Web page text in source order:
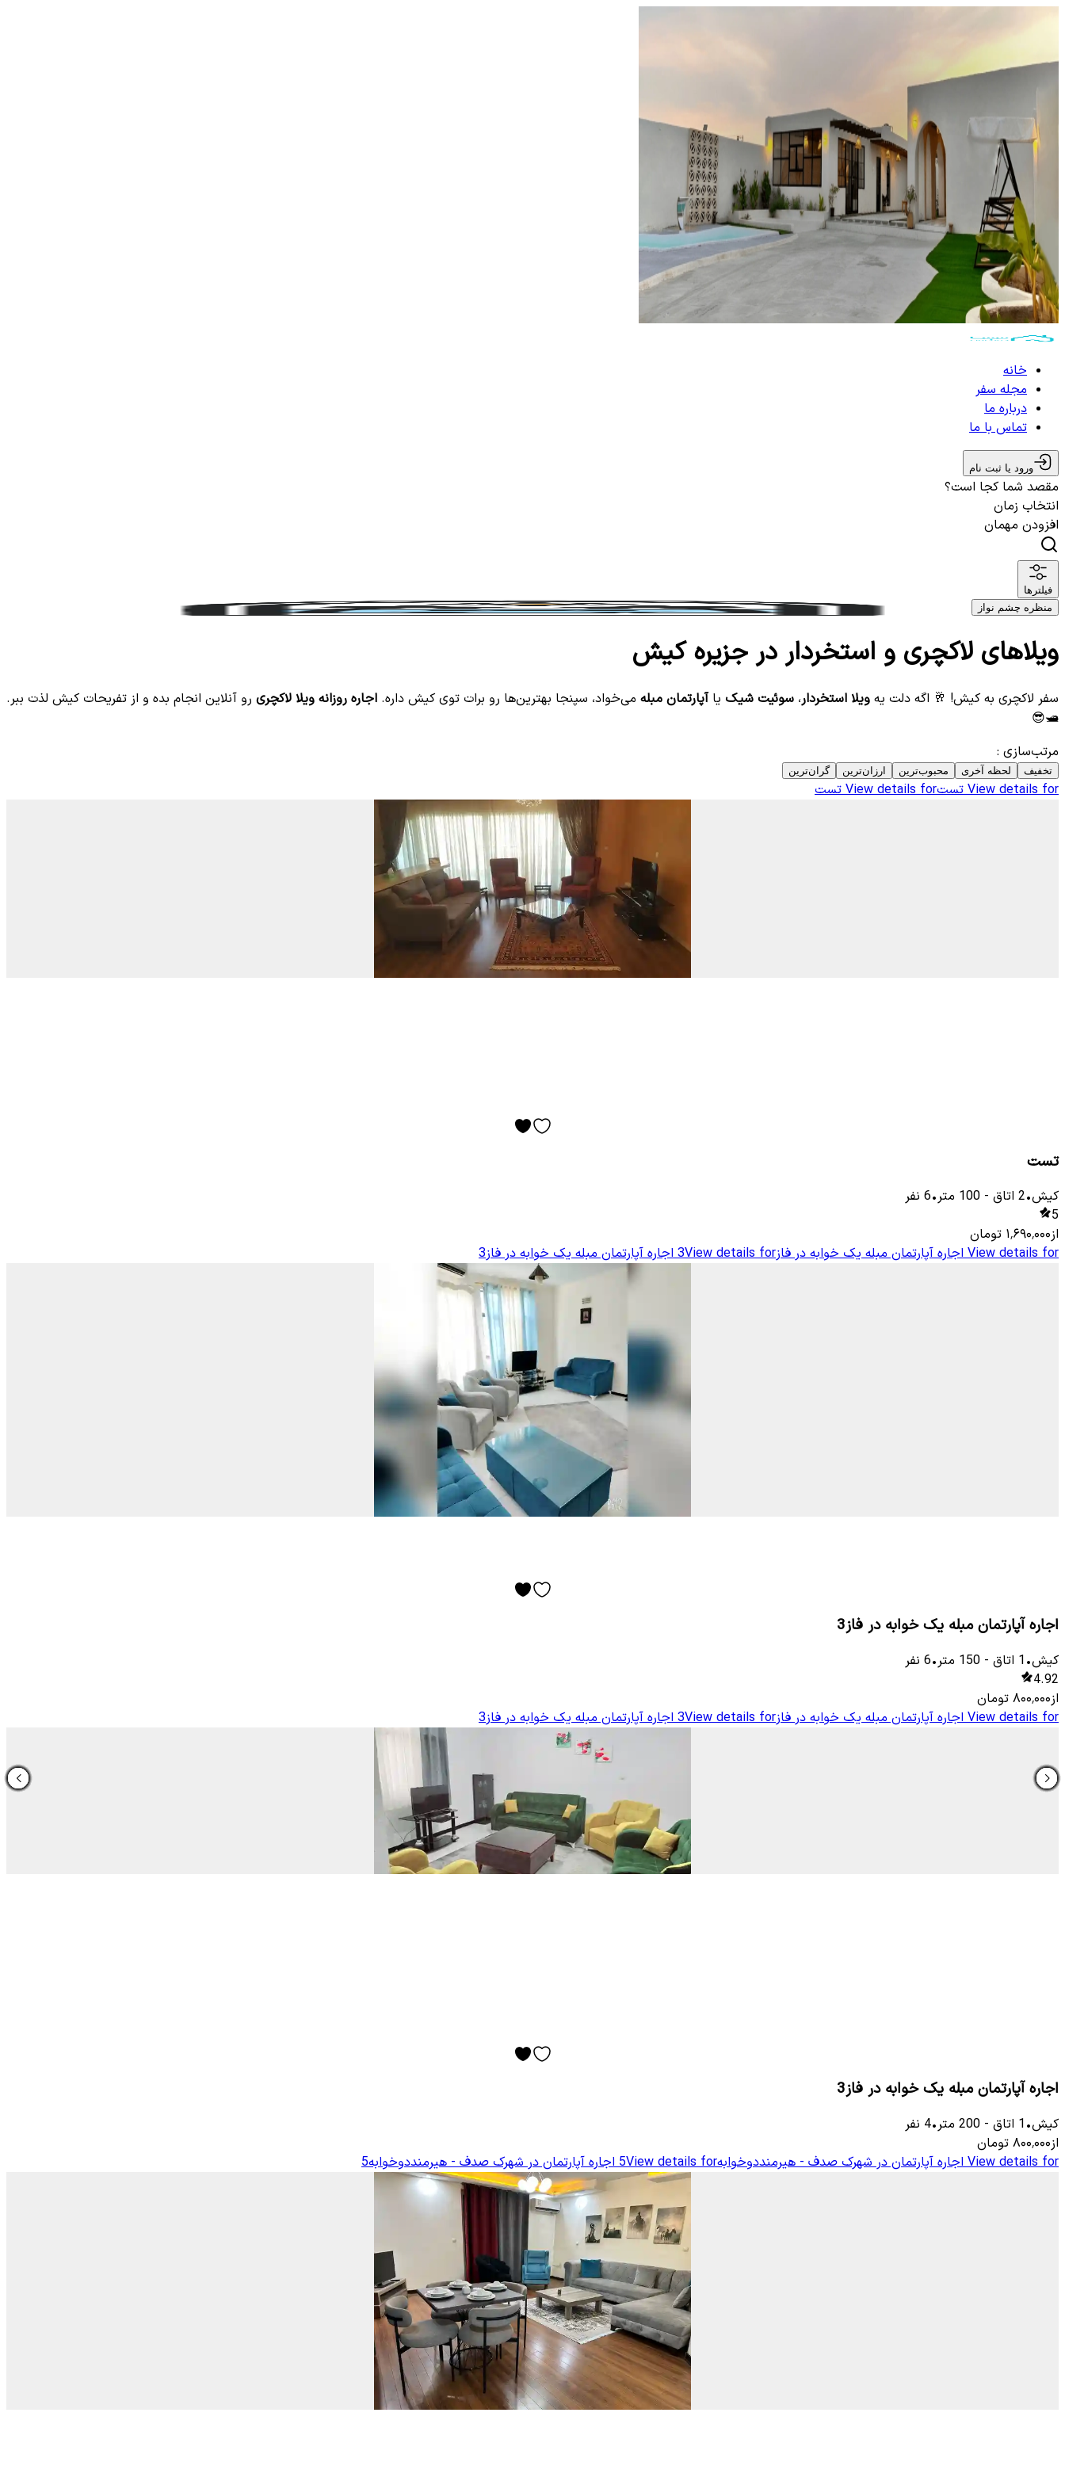
خانه
مجله سفر
درباره ما
تماس با ما
ورود یا ثبت نام
مقصد شما کجا است؟
انتخاب زمان
افزودن مهمان
فیلترها
منظره چشم نواز
ویلاهای لاکچری و استخردار در جزیره کیش
سفر لاکچری به کیش! 🥂 اگه دلت یه ویلا استخردار، سوئیت شیک یاآپارتمان مبله می‌خواد، سپنجا بهترین‌ها رو برات توی کیش داره. اجاره روزانه ویلا لاکچری رو آنلاین انجام بده و از تفریحات کیش لذت ببر.
🛥️😎
مرتب‌سازی :
تخفیف لحظه آخری محبوب‌ترین ارزان‌ترین گران‌ترین
View details for تستView details for تست
تست
کیش•
2 اتاق -
100 متر•
6 نفر
5
از۱٬۶۹۰٬۰۰۰ تومان
View details for اجاره آپارتمان مبله یک خوابه در فاز3View details for اجاره آپارتمان مبله یک خوابه در فاز3
اجاره آپارتمان مبله یک خوابه در فاز3
کیش•
1 اتاق -
150 متر•
6 نفر
4.92
از۸۰۰٬۰۰۰ تومان
View details for اجاره آپارتمان مبله یک خوابه در فاز3View details for اجاره آپارتمان مبله یک خوابه در فاز3
اجاره آپارتمان مبله یک خوابه در فاز3
کیش•
1 اتاق -
200 متر•
4 نفر
از۸۰۰٬۰۰۰ تومان
View details for اجاره آپارتمان در شهرک صدف - هیرمنددوخوابه5View details for اجاره آپارتمان در شهرک صدف - هیرمنددوخوابه5